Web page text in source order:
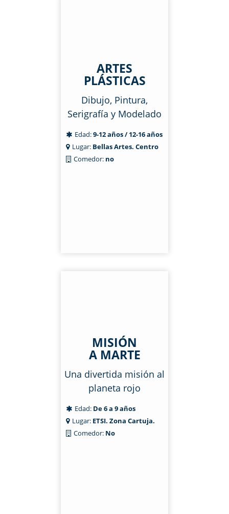
ARTES
PLÁSTICAS
Dibujo, Pintura,
Serigrafía y Modelado
Edad:9-12 años / 12-16 años
Lugar: Bellas Artes. Centro
Comedor: no
MISIÓN
A MARTE
Una divertida misión al
planeta rojo
Edad: De 6 a 9 años
Lugar: ETSI. Zona Cartuja.
Comedor: No